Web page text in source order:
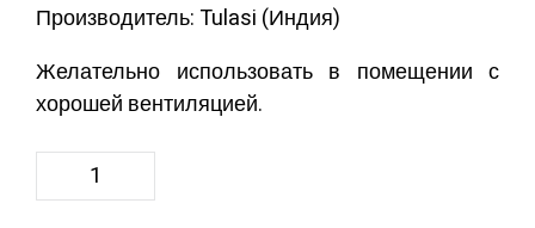
Производитель: Tulasi (Индия)
Желательно использовать в помещении с
хорошей вентиляцией.